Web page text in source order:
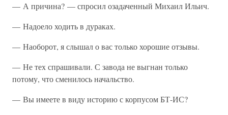
— А причина? — спросил озадаченный Михаил Ильич.
— Надоело ходить в дураках.
— Наоборот, я слышал о вас только хорошие отзывы.
— Не тех спрашивали. С завода не выгнан только
потому, что сменилось начальство.
— Вы имеете в виду историю с корпусом БТ-ИС?